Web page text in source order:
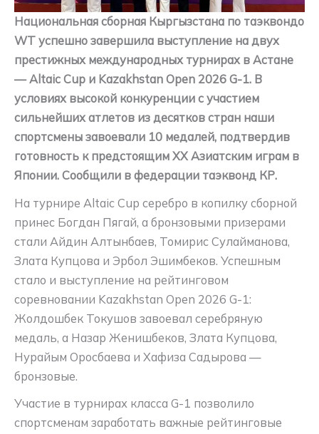
Национальная сборная Кыргызстана по таэквондо
WT успешно завершила выступление на двух
престижных международных турнирах в Астане
— Altaic Cup и Kazakhstan Open 2026 G-1. В
условиях высокой конкуренции с участием
сильнейших атлетов из десятков стран наши
спортсмены завоевали 10 медалей, подтвердив
готовность к предстоящим XX Азиатским играм в
Японии. Сообщили в федерации таэквонд КР.
На турнире Altaic Cup серебро в копилку сборной
принес Богдан Пягай, а бронзовыми призерами
стали Айдин Алтынбаев, Томирис Сулайманова,
Злата Купцова и Эрбол Эшимбеков. Успешным
стало и выступление на рейтинговом
соревновании Kazakhstan Open 2026 G-1:
Жолдошбек Токушов завоевал серебряную
медаль, а Назар Женишбеков, Злата Купцова,
Нурайым Оросбаева и Хафиза Садырова —
бронзовые.
Участие в турнирах класса G-1 позволило
спортсменам заработать важные рейтинговые